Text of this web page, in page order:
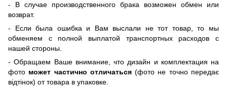
- В случае производственного брака возможен обмен или
возврат.
- Если была ошибка и Вам выслали не тот товар, то мы
обменяем c полной выплатой транспортных расходов с
нашей стороны.
- Обращаем Ваше внимание, что дизайн и комплектация на
фото может частично отличаться(фото не точно передає
відтінок) от товара в упаковке.